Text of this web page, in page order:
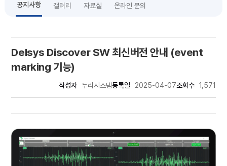
공지사항 갤러리 자료실 온라인 문의
Delsys Discover SW 최신버전 안내 (event
marking 기능)
작성자 두리시스템등록일 2025-04-07조회수 1,571